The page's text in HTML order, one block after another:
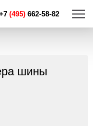
(495) 662-58-82
шины